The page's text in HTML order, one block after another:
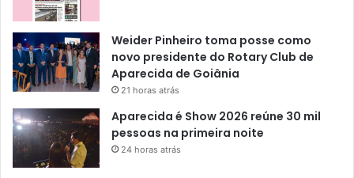
Weider Pinheiro toma posse como
novo presidente do Rotary Club de
Aparecida de Goiânia
21 horas atrás
Aparecida é Show 2026 reúne 30 mil
pessoas na primeira noite
24 horas atrás